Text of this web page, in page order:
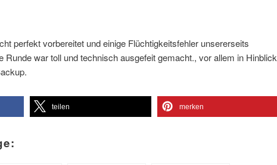
perfekt vorbereitet und einige Flüchtigkeitsfehler unsererseits
Runde war toll und technisch ausgefeit gemacht., vor allem in Hinblick
teilen merken